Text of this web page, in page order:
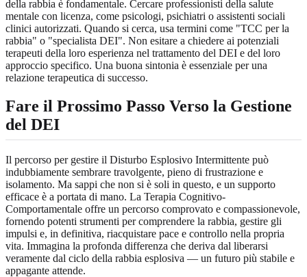
della rabbia è fondamentale. Cercare professionisti della salute
mentale con licenza, come psicologi, psichiatri o assistenti sociali
clinici autorizzati. Quando si cerca, usa termini come "TCC per la
rabbia" o "specialista DEI". Non esitare a chiedere ai potenziali
terapeuti della loro esperienza nel trattamento del DEI e del loro
approccio specifico. Una buona sintonia è essenziale per una
relazione terapeutica di successo.
Fare il Prossimo Passo Verso la Gestione
del DEI
Il percorso per gestire il Disturbo Esplosivo Intermittente può
indubbiamente sembrare travolgente, pieno di frustrazione e
isolamento. Ma sappi che non si è soli in questo, e un supporto
efficace è a portata di mano. La Terapia Cognitivo-
Comportamentale offre un percorso comprovato e compassionevole,
fornendo potenti strumenti per comprendere la rabbia, gestire gli
impulsi e, in definitiva, riacquistare pace e controllo nella propria
vita. Immagina la profonda differenza che deriva dal liberarsi
veramente dal ciclo della rabbia esplosiva — un futuro più stabile e
appagante attende.